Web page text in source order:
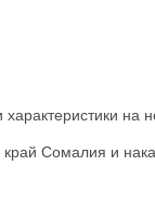
на
край Сомалия и